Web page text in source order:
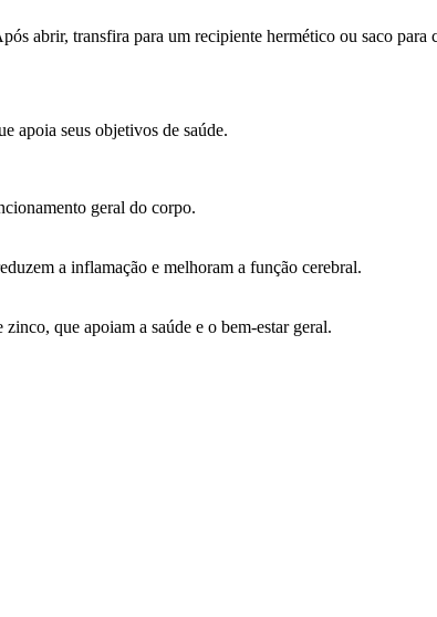
abrir, transfira para um recipiente hermético ou saco para
apoia seus objetivos de saúde.
geral do corpo.
a inflamação e melhoram a função cerebral.
que apoiam a saúde e o bem-estar geral.